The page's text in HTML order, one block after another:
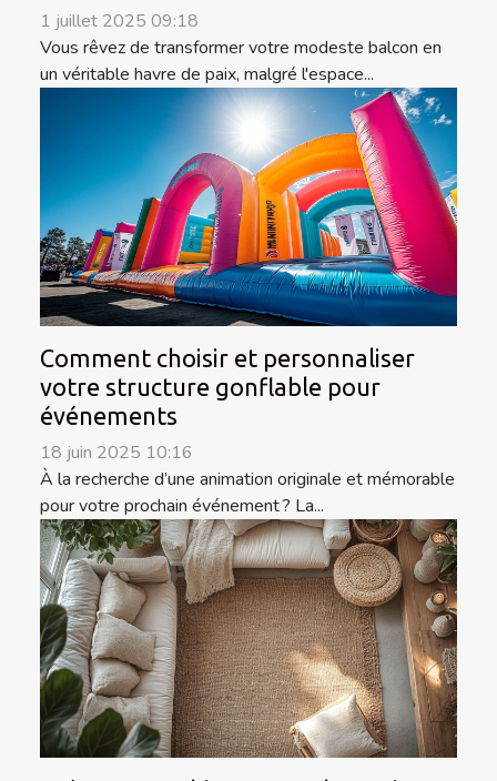
1 juillet 2025 09:18
Vous rêvez de transformer votre modeste balcon en
un véritable havre de paix, malgré l'espace...
Comment choisir et personnaliser
votre structure gonflable pour
événements
18 juin 2025 10:16
À la recherche d’une animation originale et mémorable
pour votre prochain événement ? La...